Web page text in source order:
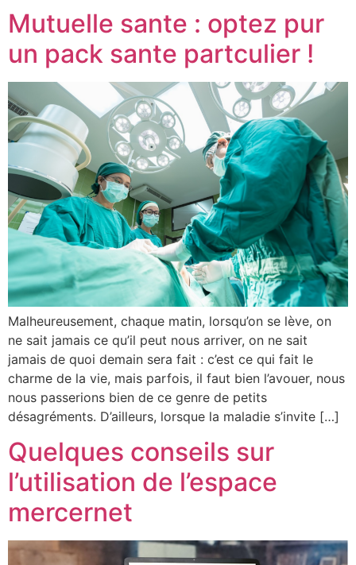
Mutuelle sante : optez pur
un pack sante partculier !
Malheureusement, chaque matin, lorsqu’on se lève, on
ne sait jamais ce qu’il peut nous arriver, on ne sait
jamais de quoi demain sera fait : c’est ce qui fait le
charme de la vie, mais parfois, il faut bien l’avouer, nous
nous passerions bien de ce genre de petits
désagréments. D’ailleurs, lorsque la maladie s’invite […]
Quelques conseils sur
l’utilisation de l’espace
mercernet